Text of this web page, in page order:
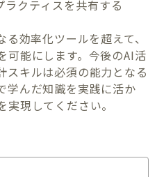
クティスを共有する
効率化ツールを超えて、
可能にします。今後のAI活
スキルは必須の能力となる
学んだ知識を実践に活か
現してください。